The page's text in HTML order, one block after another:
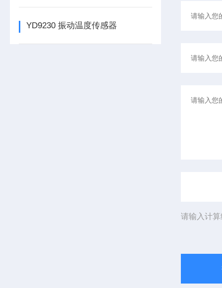
YD9230 振动温度传感器
请输入计